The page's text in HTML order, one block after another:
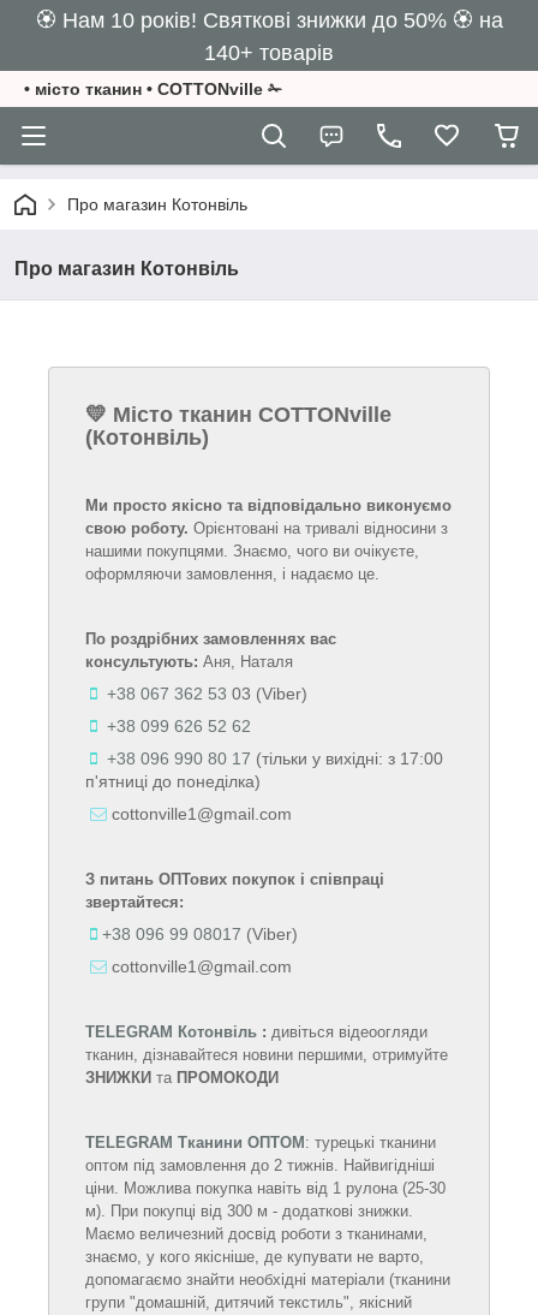
🏵️ Нам 10 років! Святкові знижки до 50% 🏵️ на
140+ товарів
• місто тканин • COTTONville ✁
Про магазин Котонвіль
Про магазин Котонвіль
💛 Місто тканин COTTONville
(Котонвіль)
Ми просто якісно та відповідально виконуємо
свою роботу. Орієнтовані на тривалі відносини з
нашими покупцями. Знаємо, чого ви очікуєте,
оформляючи замовлення, і надаємо це.
По роздрібних замовленнях вас
консультують: Аня, Наталя
+38 067 362 53 03 (Viber)
+38 099 626 52 62
+38 096 990 80 17 (тільки у вихідні: з 17:00
п'ятниці до понеділка)
cottonville1@gmail.com
З питань ОПТових покупок і співпраці
звертайтеся:
+38 096 99 08017 (Viber)
cottonville1@gmail.com
TELEGRAM Котонвіль : дивіться відеоогляди
тканин, дізнавайтеся новини першими, отримуйте
ЗНИЖКИ таПРОМОКОДИ
TELEGRAM Тканини ОПТОМ : турецькі тканини
оптом під замовлення до 2 тижнів. Найвигідніші
ціни. Можлива покупка навіть від 1 рулона (25-30
м). При покупці від 300 м - додаткові знижки.
Маємо величезний досвід роботи з тканинами,
знаємо, у кого якісніше, де купувати не варто,
допомагаємо знайти необхідні матеріали (тканини
групи "домашній, дитячий текстиль", якісний